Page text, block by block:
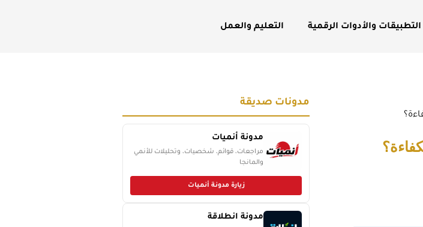
التطبيقات والأدوات الرقمية التعليم والعمل
مدونات صديقة
مدونة أنميات
مراجعات، قوائم، شخصيات، وتحليلات للأنمي
والمانجا
زيارة مدونة أنميات
مدونة انطلاقة